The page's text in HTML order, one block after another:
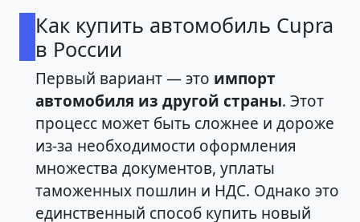
Как купить автомобиль Cupra
в России
Первый вариант — это импорт
автомобиля из другой страны. Этот
процесс может быть сложнее и дороже
из-за необходимости оформления
множества документов, уплаты
таможенных пошлин и НДС. Однако это
единственный способ купить новый